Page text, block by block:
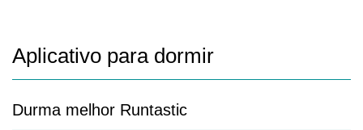
Aplicativo para dormir
Durma melhor Runtastic